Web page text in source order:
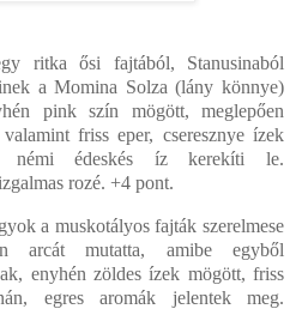
ritka ősi fajtából, Stanusinaból
a Momina Solza (lány könnye)
pink szín mögött, meglepően
friss eper, cseresznye ízek
némi édeskés íz kerekíti le.
rozé. +4 pont.
a muskotályos fajták szerelmese
arcát mutatta, amibe egyből
enyhén zöldes ízek mögött, friss
egres aromák jelentek meg.